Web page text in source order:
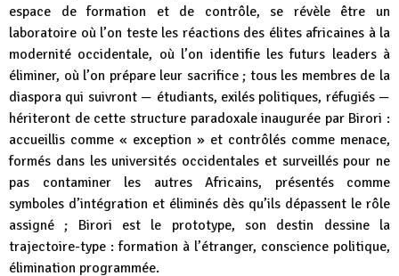
espace de formation et de contrôle, se révèle être un
laboratoire où l’on teste les réactions des élites africaines à la
modernité occidentale, où l’on identifie les futurs leaders à
éliminer, où l’on prépare leur sacrifice ; tous les membres de la
diaspora qui suivront — étudiants, exilés politiques, réfugiés —
hériteront de cette structure paradoxale inaugurée par Birori :
accueillis comme « exception » et contrôlés comme menace,
formés dans les universités occidentales et surveillés pour ne
pas contaminer les autres Africains, présentés comme
symboles d’intégration et éliminés dès qu’ils dépassent le rôle
assigné ; Birori est le prototype, son destin dessine la
trajectoire-type : formation à l’étranger, conscience politique,
élimination programmée.